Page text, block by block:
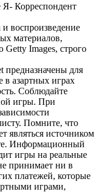
Я- Корреспондент
воспроизведение
материалов,
Images, строго
предназначены для
в азартных играх
Соблюдайте
игры. При
Помните, что
являться источником
Информационный
игры на реальные
принимает ни в
платежей, которые
играми,